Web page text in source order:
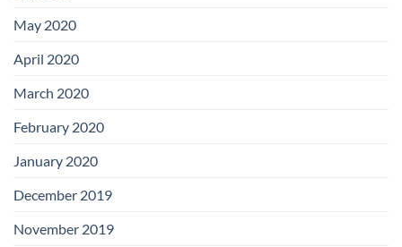
May 2020
April 2020
March 2020
February 2020
January 2020
December 2019
November 2019